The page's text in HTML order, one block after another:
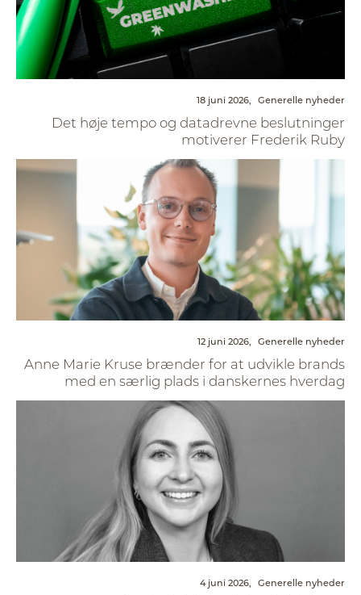
18 juni 2026, Generelle nyheder
Det høje tempo og datadrevne beslutninger
motiverer Frederik Ruby
12 juni 2026, Generelle nyheder
Anne Marie Kruse brænder for at udvikle brands
med en særlig plads i danskernes hverdag
4 juni 2026, Generelle nyheder